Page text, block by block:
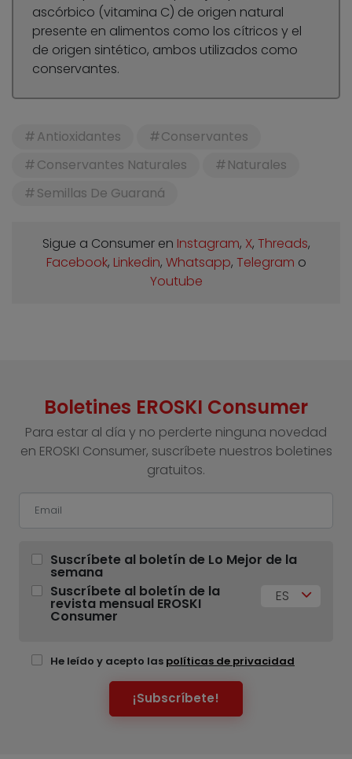
ascórbico (vitamina C) de origen natural
presente en alimentos como los cítricos y el
de origen sintético, ambos utilizados como
conservantes.
Antioxidantes
Conservantes
Conservantes Naturales
Naturales
Semillas De Guaraná
Sigue a Consumer en Instagram, X, Threads,
Facebook, Linkedin, Whatsapp, Telegram o
Youtube
Boletines EROSKI Consumer
Para estar al día y no perderte ninguna novedad
en EROSKI Consumer, suscríbete nuestros boletines
gratuitos.
Suscríbete al boletín de Lo Mejor de la
semana
Suscríbete al boletín de la
revista mensual EROSKI
Consumer
ES
He leído y acepto las políticas de privacidad
¡Subscríbete!